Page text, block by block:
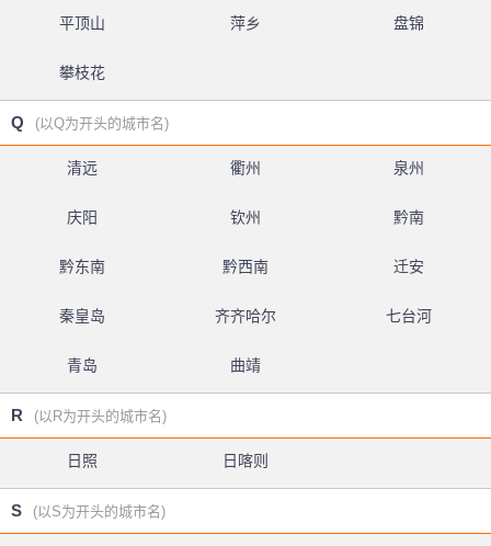
平顶山 萍乡 盘锦
攀枝花
Q (以Q为开头的城市名)
清远 衢州 泉州
庆阳 钦州 黔南
黔东南 黔西南 迁安
秦皇岛 齐齐哈尔 七台河
青岛 曲靖
R (以R为开头的城市名)
日照 日喀则
S (以S为开头的城市名)